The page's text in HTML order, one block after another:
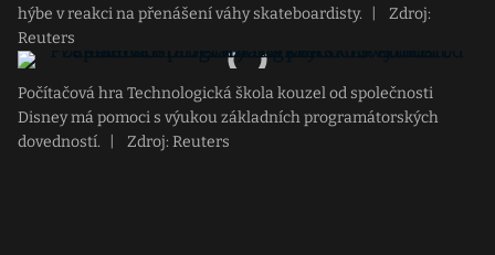
hýbe v reakci na přenášení váhy skateboardisty.
Zdroj:
Reuters
Počítačová hra Technologická škola kouzel od společnosti
Disney má pomoci s výukou základních programátorských
dovedností.
Zdroj: Reuters